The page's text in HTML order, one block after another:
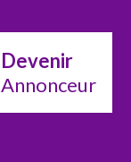
Devenir
Annonceur